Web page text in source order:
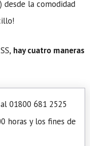
desde la comodidad
hay cuatro maneras
al 01800 681 2525
horas y los fines de